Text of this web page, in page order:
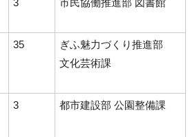
3 市民協働推進部 図書館
35
ぎふ魅力づくり推進部
文化芸術課
3 都市建設部 公園整備課